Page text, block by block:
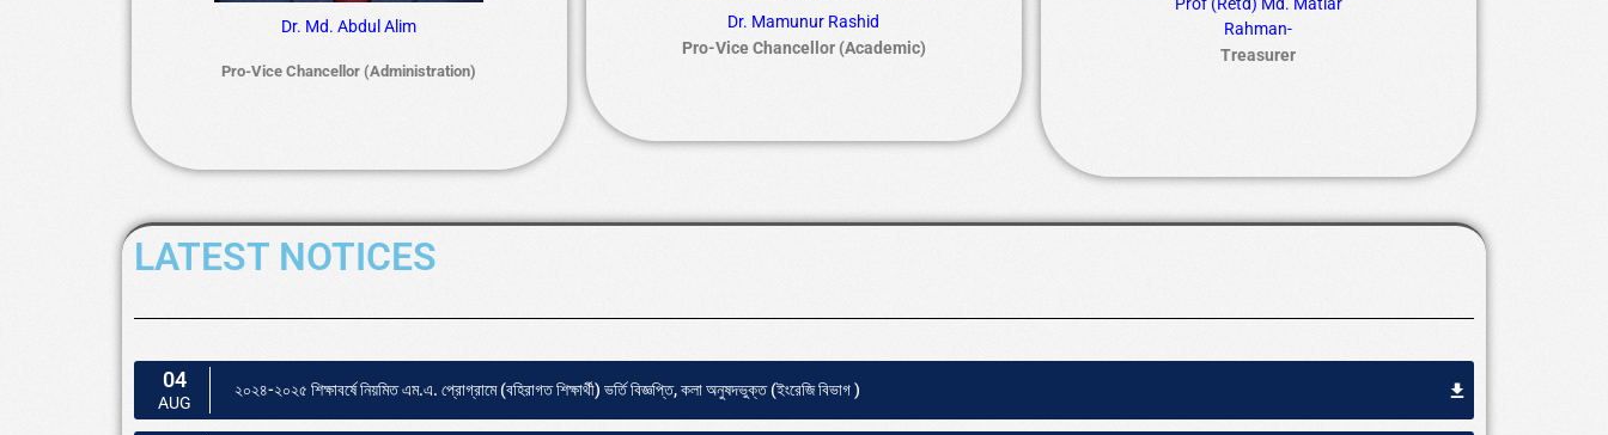
Dr. Md. Abdul Alim
Pro-Vice Chancellor (Administration)
Dr. Mamunur Rashid
Pro-Vice Chancellor (Academic)
Rahman-
Treasurer
LATEST NOTICES
04
AUG
২০২৪-২০২৫ শিক্ষাবর্ষে নিয়মিত এম.এ. প্রোগ্রামে (বহিরাগত শিক্ষার্থী) ভর্তি বিজ্ঞপ্তি, কলা অনুষদভুক্ত (ইংরেজি বিভাগ )